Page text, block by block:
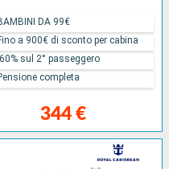
344 €
DA 99€
a 900€ di sconto per cabina
sul 2° passeggero
completa